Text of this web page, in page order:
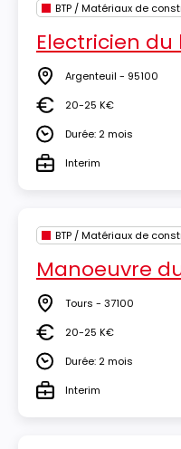
Electricien
Lieu Argenteuil - 95100
Salaire20-25 K€
DuréeDurée: 2 mois
TypeInterim
Manoeuvre
Lieu Tours - 37100
Salaire20-25 K€
DuréeDurée: 2 mois
TypeInterim